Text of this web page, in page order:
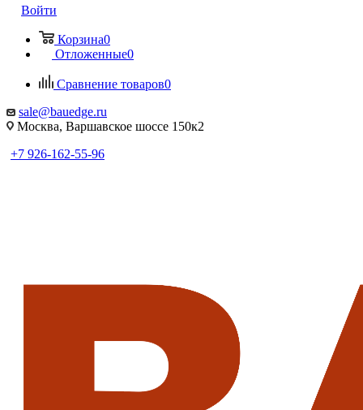
Войти
Корзина0
Отложенные0
Сравнение товаров0
sale@bauedge.ru
Москва, Варшавское шоссе 150к2
+7 926-162-55-96